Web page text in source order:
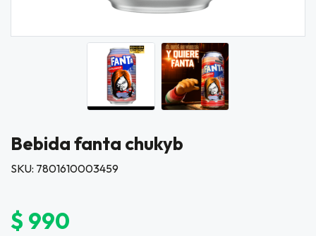
Bebida fanta chukyb
SKU: 7801610003459
$ 990